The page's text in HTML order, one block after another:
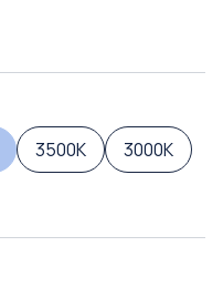
3500K
3000K